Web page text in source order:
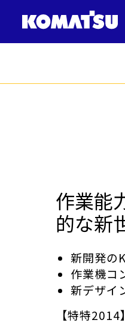
作業能
的な新
新開発の
作業機コ
新デザイ
【特特2014】